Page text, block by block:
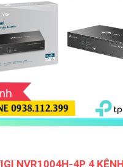
NVR1004H-4P 4